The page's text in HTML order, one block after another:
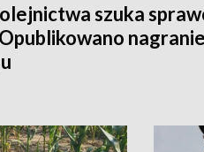
szuka